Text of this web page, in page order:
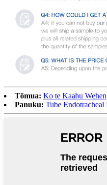
Tōmua: Ko te Kaahu
Panuku: Tube